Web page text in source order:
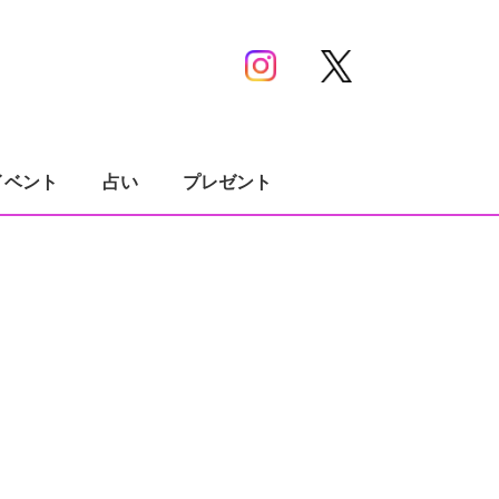
ント 占い プレゼント